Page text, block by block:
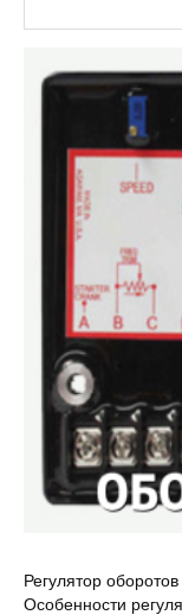
Регулятор
Особенности